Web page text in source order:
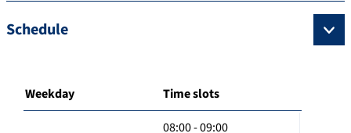
Schedule
Weekday Time slots
08:00 - 09:00